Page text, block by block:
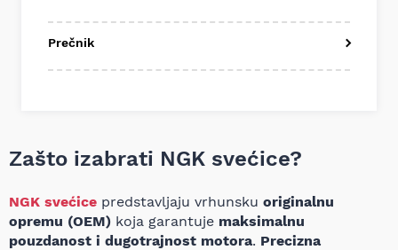
Prečnik
Zašto izabrati NGK svećice?
NGK svećice predstavljaju vrhunsku originalnu
opremu (OEM) koja garantuje maksimalnu
pouzdanost i dugotrajnost motora. Precizna